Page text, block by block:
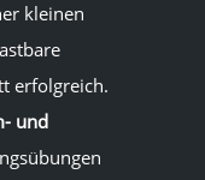
kleinen
erfolgreich.
und